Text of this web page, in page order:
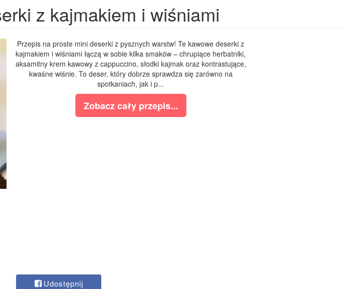
z kajmakiem i wiśniami
Przepis na proste mini deserki z pysznych warstw! Te kawowe deserki z
kajmakiem i wiśniami łączą w sobie kilka smaków – chrupiące herbatniki,
aksamitny krem kawowy z cappuccino, słodki kajmak oraz kontrastujące,
kwaśne wiśnie. To deser, który dobrze sprawdza się zarówno na
spotkaniach, jak i p...
Zobacz cały przepis...
Udostępnij